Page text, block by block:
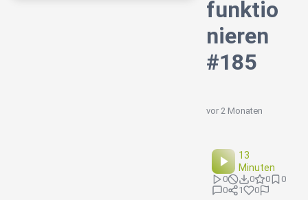
funktio
nieren
#185
vor 2 Monaten
13
Minuten
0 0 0
0
0
1 0